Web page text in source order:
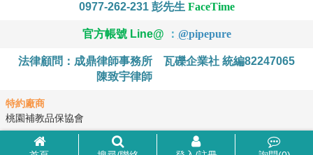
0977-262-231 彭先生 FaceTime
官方帳號 Line@ ： @pipepure
法律顧問：成鼎律師事務所
陳致宇律師
瓦礫企業社 統編82247065
特約廠商
桃園補教品保協會